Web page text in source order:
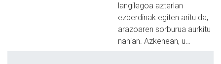
langilegoa azterlan
ezberdinak egiten aritu da,
arazoaren sorburua aurkitu
nahian. Azkenean, u…